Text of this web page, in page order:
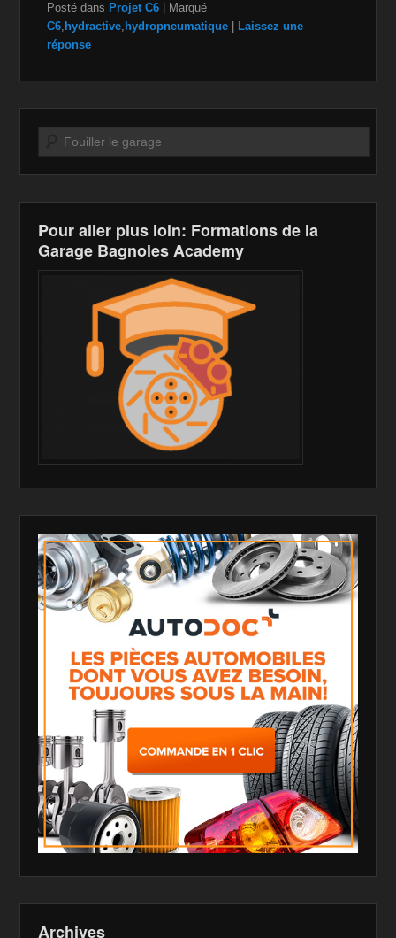
c
e
b
o
o
k
tt
a
o
n
W
is
Li
st
ail p
Li
n
k
ta
er
Posté dans Projet C6
Marqué
C6, hydractive, hydropneumatique
Laissez une
réponse
Recherche
Pour aller plus loin: Formations de la
Garage Bagnoles Academy
Archives